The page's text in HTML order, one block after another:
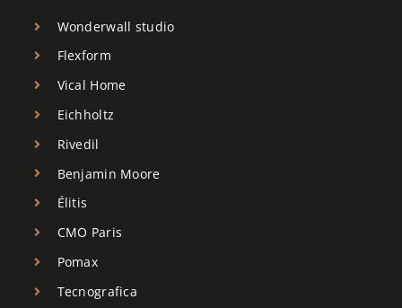
Wonderwall studio
Flexform
Vical Home
Eichholtz
Rivedil
Benjamin Moore
Élitis
CMO Paris
Pomax
Tecnografica